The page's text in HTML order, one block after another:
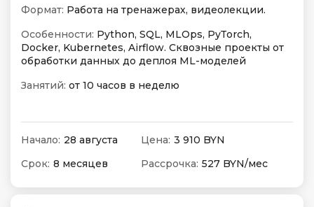
Формат: Работа на тренажерах, видеолекции.
Особенности: Python, SQL, MLOps, PyTorch,
Docker, Kubernetes, Airflow. Сквозные проекты от
обработки данных до деплоя ML-моделей
Занятий: от 10 часов в неделю
Начало: 28 августа Цена: 3 910 BYN
Срок: 8 месяцев Рассрочка: 527 BYN/мес